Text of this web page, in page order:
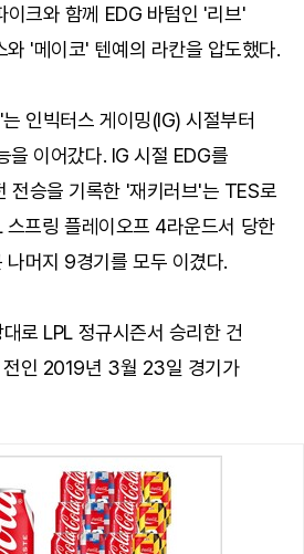
이크와 함께 EDG 바텀인 '리브'
'메이코' 텐예의 라칸을 압도했다.
인빅터스 게이밍(IG) 시절부터
을 이어갔다. IG 시절 EDG를
전승을 기록한 '재키러브'는 TES로
프링 플레이오프 4라운드서 당한
머지 9경기를 모두 이겼다.
로 LPL 정규시즌서 승리한 건
전인 2019년 3월 23일 경기가